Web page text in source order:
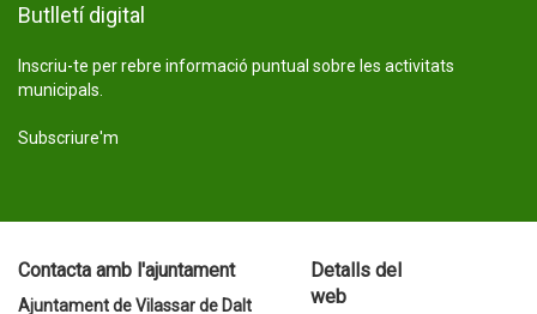
Butlletí digital
Inscriu-te per rebre informació puntual sobre les activitats
municipals.
Subscriure'm
Contacta amb l'ajuntament
Ajuntament de Vilassar de Dalt
Detalls del
web